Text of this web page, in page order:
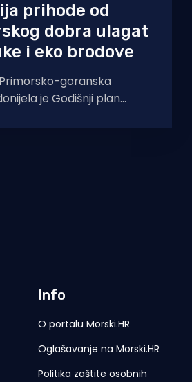
prihode od
dobra ulagat
i eko brodove
Primorsko-goranska
je Godišnji plan
od oko 13,9 milijuna
Info
O portalu Morski.HR
Oglašavanje na Morski.HR
Politika zaštite osobnih